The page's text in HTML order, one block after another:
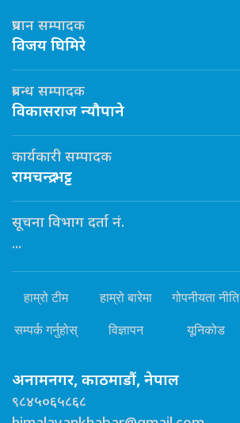
प्रधान सम्पादक
विजय घिमिरे
प्रबन्ध सम्पादक
विकासराज न्यौपाने
कार्यकारी सम्पादक
रामचन्द्र भट्ट
सूचना विभाग दर्ता नं.
...
हाम्रो टीम हाम्रो बारेमा गोपनीयता नीति
सम्पर्क गर्नुहोस् विज्ञापन यूनिकोड
अनामनगर, काठमाडौं, नेपाल
९८४५०६५८६८